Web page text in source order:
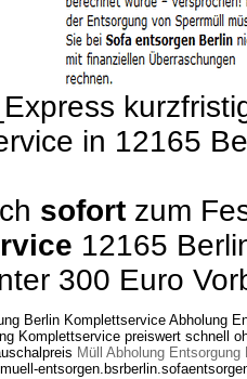
in 12165
sofort zum
12165
300 Euro
Berlin Komplettservice Abholung
Komplettservice preiswert schnell
Müll Abholung Entsorgung